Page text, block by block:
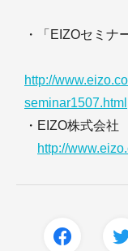
・「EIZOセミナ
http://
seminar1507.html
・EIZO株式会社
http://